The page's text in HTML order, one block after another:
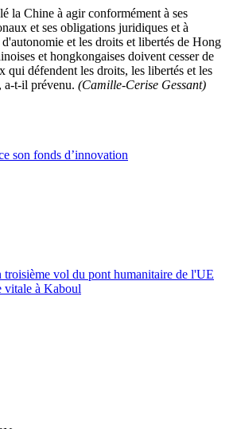
la Chine à agir conformément à ses
et ses obligations juridiques et à
et les droits et libertés de Hong
et hongkongaises doivent cesserde
qui défendent les droits, les libertés et les
a-t-il prévenu. (Camille-Cerise Gessant)
son fonds d’innovation
troisième vol du pont humanitaire de l'UE
vitale à Kaboul